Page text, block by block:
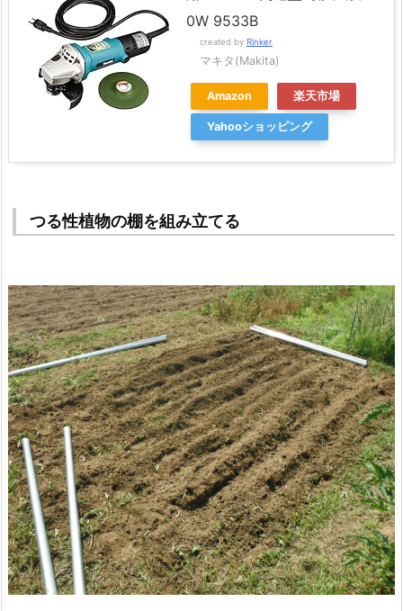
0W 9533B
created by Rinker
マキタ(Makita)
Amazon 楽天市場
Yahooショッピング
つる性植物の棚を組み立てる